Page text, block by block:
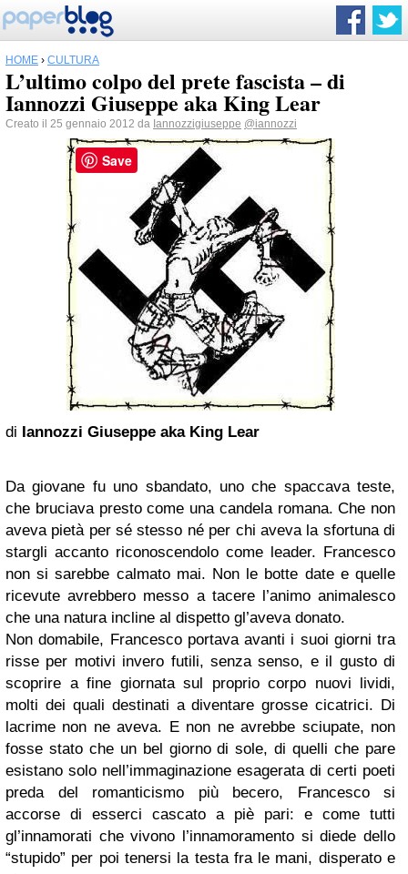
HOME › CULTURA
L’ultimo colpo del prete fascista – di
Iannozzi Giuseppe aka King Lear
Creato il 25 gennaio 2012 da Iannozzigiuseppe @iannozzi
di Iannozzi Giuseppe aka King Lear
Da giovane fu uno sbandato, uno che spaccava teste,
che bruciava presto come una candela romana. Che non
aveva pietà per sé stesso né per chi aveva la sfortuna di
stargli accanto riconoscendolo come leader. Francesco
non si sarebbe calmato mai. Non le botte date e quelle
ricevute avrebbero messo a tacere l’animo animalesco
che una natura incline al dispetto gl’aveva donato.
Non domabile, Francesco portava avanti i suoi giorni tra
risse per motivi invero futili, senza senso, e il gusto di
scoprire a fine giornata sul proprio corpo nuovi lividi,
molti dei quali destinati a diventare grosse cicatrici. Di
lacrime non ne aveva. E non ne avrebbe sciupate, non
fosse stato che un bel giorno di sole, di quelli che pare
esistano solo nell’immaginazione esagerata di certi poeti
preda del romanticismo più becero, Francesco si
accorse di esserci cascato a piè pari: e come tutti
gl’innamorati che vivono l’innamoramento si diede dello
“stupido” per poi tenersi la testa fra le mani, disperato e
Save